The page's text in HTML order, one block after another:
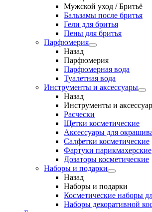
Мужской уход / Бритьё
Бальзамы после бритья
Гели для бритья
Пены для бритья
Парфюмерия
Назад
Парфюмерия
Парфюмерная вода
Туалетная вода
Инструменты и аксессуары
Назад
Инструменты и
Расчески
Щетки косметические
Аксессуары для
Салфетки косметические
Фартуки парикмахерские
Дозаторы косметические
Наборы и подарки
Назад
Наборы и подарки
Косметические наборы
Наборы декоративной